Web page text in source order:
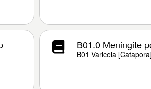
B01.0 Meningite
B01 Varicela [Catapora]